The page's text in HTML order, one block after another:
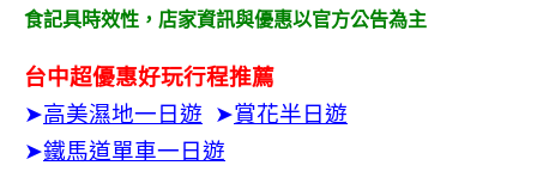
食記具時效性， 店家資訊與優惠以官方公告為主
台中超優惠好玩行程推薦
➤高美濕地一日遊 ➤賞花半日遊
➤鐵馬道單車一日遊